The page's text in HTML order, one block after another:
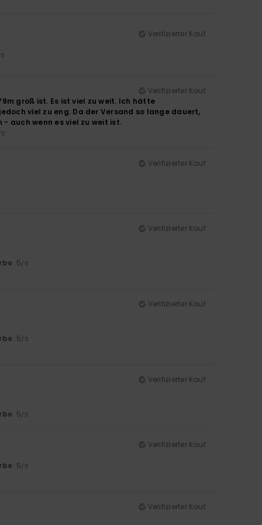
Verifizierter Kauf
Verifizierter Kauf
groß ist. Es ist viel zu weit. Ich hätte
viel zu eng. Da der Versand so lange dauert,
- auch wenn es viel zu weit ist.
Verifizierter Kauf
Verifizierter Kauf
: 5/5
Verifizierter Kauf
: 5/5
Verifizierter Kauf
: 5/5
Verifizierter Kauf
: 5/5
Verifizierter Kauf